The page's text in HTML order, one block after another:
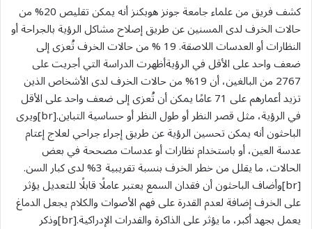
كشف فريق من علماء جامعة جونز هوبكنز أنه يمكن تقليص 20% من
حالات الخرف لدى المسنين عن طريق إصلاح مشاكل الرؤية بالجراحة أو
النظارات أو العدسات اللاصقة. 19 % من حالات الخرف تُعزى إلى
ضعف واحد على الأقل في الرؤيةأظهرت الدراسة التي أجريت على
2767 من البالغين، أن 19% من حالات الخرف لدى الأشخاص الذين
تزيد أعمارهم على 71 عامًا يمكن أن تُعزى إلى ضعف واحد على الأقل
في الرؤية، مثل قصر النظر أو طول النظر أو حساسية التباين.[br]ويرى
الباحثون أنه يمكن تحسين الرؤية عن طريق إجراء جراحي لعلاج إعتام
عدسة العين، أو باستخدام نظارات أو عدسات مصححة في بعض
الحالات، ما يقلل من خطر الخرف بنسبة تقريبية 3% لدى كبار السن.
[br]وأضاف الباحثون أن فقدان السمع يعتبر عاملًا قابلًا للتعديل يؤثر
على الخرف إضافة لعدم القدرة على فهم الأصوات والكلام يجعل الدماغ
يعمل بجهد أكبر، ما يؤثر على الذاكرة والقدرات الإدراكية.[br]وذكر